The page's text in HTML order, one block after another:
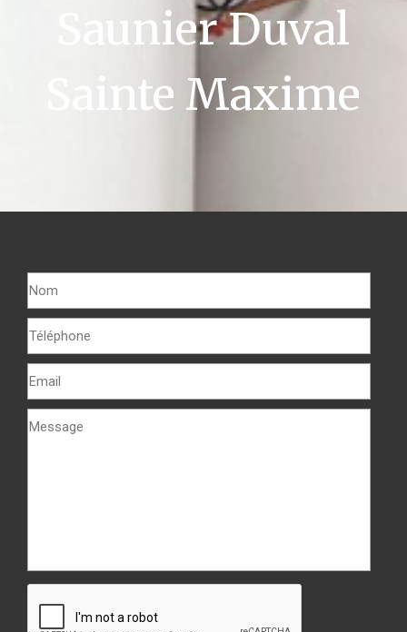
Saunier Duval
Sainte Maxime